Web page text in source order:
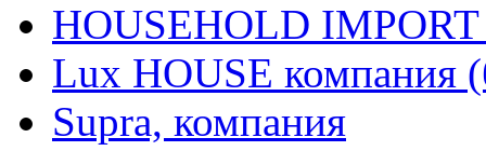
HOUSEHOLD
Lux HOUSE компания
Supra, компания